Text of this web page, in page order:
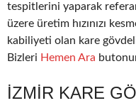
tespitlerini yaparak
üzere üretim hızınızı
kabiliyeti olan kare
Bizleri Hemen Ara
İZMIR KARE